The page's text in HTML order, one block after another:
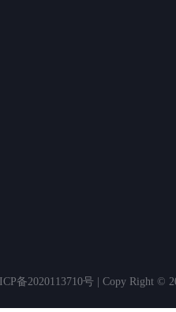
备2020113710号 | Copy Right ©